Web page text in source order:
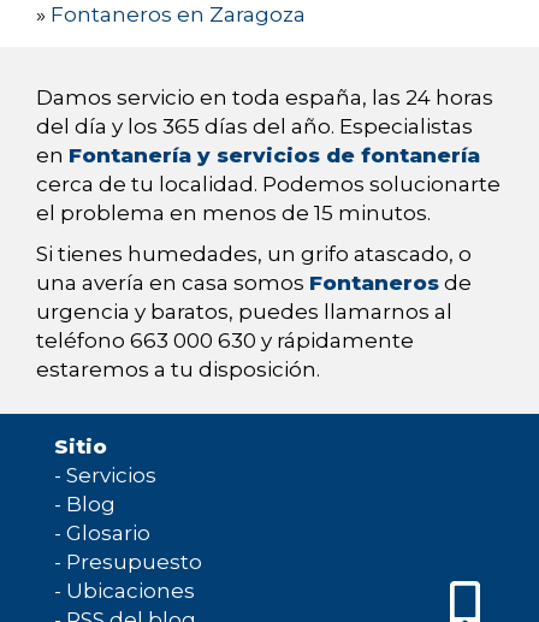
» Fontaneros en Zaragoza
Damos servicio en toda españa, las 24 horas
del día y los 365 días del año. Especialistas
en Fontanería y servicios de fontanería
cerca de tu localidad. Podemos solucionarte
el problema en menos de 15 minutos.
Si tienes humedades, un grifo atascado, o
una avería en casa somos Fontaneros de
urgencia y baratos, puedes llamarnos al
teléfono 663 000 630 y rápidamente
estaremos a tu disposición.
Sitio
- Servicios
- Blog
- Glosario
- Presupuesto
- Ubicaciones